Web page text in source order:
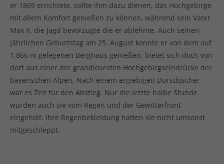
er 1869 errichtete, sollte ihm dazu dienen, das Hochgebirge
mit allem Komfort genießen zu können, während sein Vater
Max II. die Jagd bevorzugte die er ablehnte. Auch seinen
jährlichen Geburtstag am 25. August konnte er von dem auf
1.866 m gelegenen Berghaus genießen, bietet sich doch von
dort aus einer der grandiosesten Hochgebirgseindrücke der
bayerischen Alpen. Nach einem ergiebigen Durstlöscher
war es Zeit für den Abstieg. Nur die letzte halbe Stunde
wurden auch sie vom Regen und der Gewitterfront
eingeholt. Ihre Regenbekleidung hatten sie nicht umsonst
mitgeschleppt.